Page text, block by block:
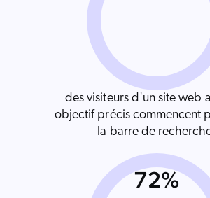
des visiteurs d'un site web
objectif précis commencent
la barre de
72%